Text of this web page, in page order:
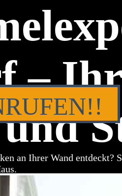
–
an Ihrer Wand entdeckt?